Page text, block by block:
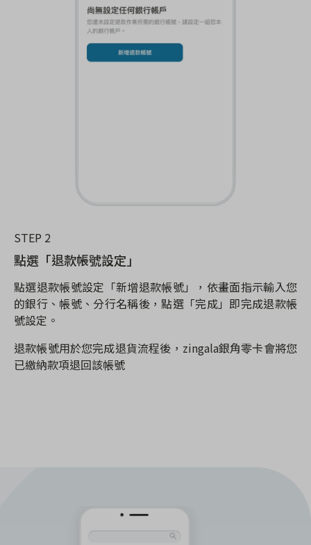
STEP 2
點選「退款帳號設定」
點選退款帳號設定「新增退款帳號」，依畫面指示輸入您
的銀行、帳號、分行名稱後，點選「完成」即完成退款帳
號設定。
退款帳號用於您完成退貨流程後，zingala銀角零卡會將您
已繳納款項退回該帳號